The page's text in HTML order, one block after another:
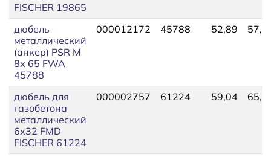
FISCHER 19865
дюбель
металлический
(анкер) PSR М
8х 65 FWA
45788
000012172 45788 52,89
дюбель для
газобетона
металлический
6х32 FMD
FISCHER 61224
000002757 61224 59,04